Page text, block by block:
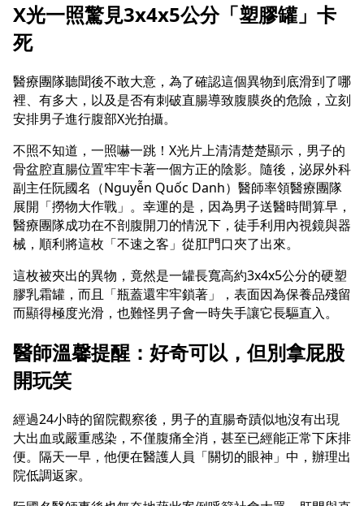
X光一照驚見3x4x5公分「塑膠罐」卡
死
醫療團隊聽聞後不敢大意，為了確認這個異物到底滑到了哪
裡、有多大，以及是否有刺破直腸導致腹膜炎的危險，立刻
安排男子進行腹部X光拍攝。
不照不知道，一照嚇一跳！X光片上清清楚楚顯示，男子的
骨盆腔直腸位置牢牢卡著一個方正的陰影。隨後，泌尿外科
副主任阮國名（Nguyễn Quốc Danh）醫師率領醫療團隊
展開「撈物大作戰」。幸運的是，因為男子送醫時間算早，
醫療團隊成功在不剖腹開刀的情況下，徒手利用內視鏡與器
械，順利將這枚「不速之客」從肛門口夾了出來。
這枚被夾出的異物，竟然是一罐長寬高約3x4x5公分的硬塑
膠乳霜罐，而且「瓶蓋還牢牢鎖著」，表面因為保養品殘留
而顯得極度光滑，也難怪男子會一時失手讓它長驅直入。
醫師溫馨提醒：好奇可以，但別拿屁股
開玩笑
經過24小時的留院觀察後，男子的直腸奇蹟似地沒有出現
大出血或嚴重感染，不僅腹痛全消，甚至已經能正常下床排
便。隔天一早，他便在醫護人員「關切的眼神」中，辦理出
院低調返家。